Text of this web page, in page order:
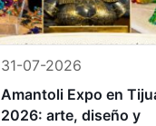
31-07-2026
Amantoli Expo en
2026: arte, diseño y